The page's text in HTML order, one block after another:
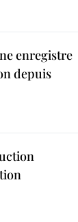
enregistre
depuis